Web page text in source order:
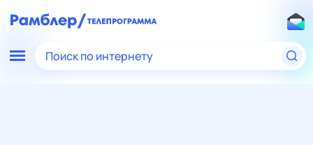
Поиск по интернету